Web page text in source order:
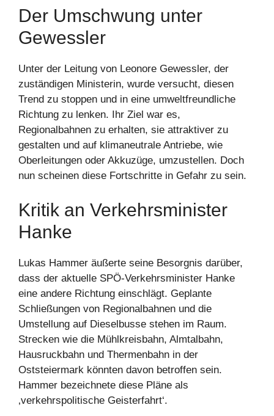
Der Umschwung unter
Gewessler
Unter der Leitung von Leonore Gewessler, der
zuständigen Ministerin, wurde versucht, diesen
Trend zu stoppen und in eine umweltfreundliche
Richtung zu lenken. Ihr Ziel war es,
Regionalbahnen zu erhalten, sie attraktiver zu
gestalten und auf klimaneutrale Antriebe, wie
Oberleitungen oder Akkuzüge, umzustellen. Doch
nun scheinen diese Fortschritte in Gefahr zu sein.
Kritik an Verkehrsminister
Hanke
Lukas Hammer äußerte seine Besorgnis darüber,
dass der aktuelle SPÖ-Verkehrsminister Hanke
eine andere Richtung einschlägt. Geplante
Schließungen von Regionalbahnen und die
Umstellung auf Dieselbusse stehen im Raum.
Strecken wie die Mühlkreisbahn, Almtalbahn,
Hausruckbahn und Thermenbahn in der
Oststeiermark könnten davon betroffen sein.
Hammer bezeichnete diese Pläne als
‚verkehrspolitische Geisterfahrt‘.